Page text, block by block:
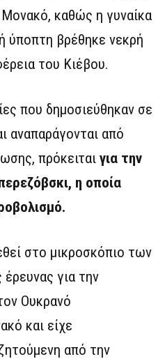
καθώς η γυναίκα
ύποπτη βρέθηκε νεκρή
του Κιέβου.
που δημοσιεύθηκαν σε
αναπαράγονται από
πρόκειται για την
η οποία
στο μικροσκόπιο των
για την
Ουκρανό
και είχε
από την